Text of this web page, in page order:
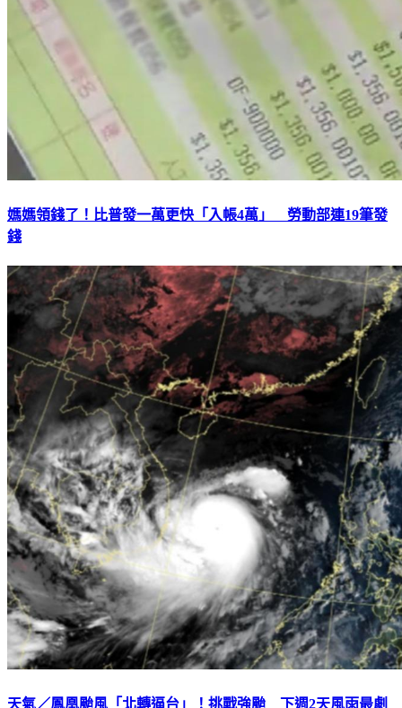
媽媽領錢了！比普發一萬更快「入帳4萬」 勞動部連19筆發
錢
天氣／鳳凰颱風「北轉逼台」！挑戰強颱 下週2天風雨最劇